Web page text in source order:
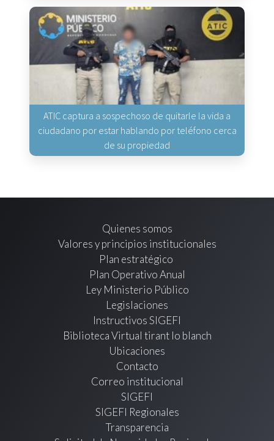
ATIC captura a sospechoso de quitarle la vida a
ciudadano por estar hablando por teléfono cerca
de su propiedad
Quienes somos
Valores y principios institucionales
Plan estratégico
Plan Operativo Anual
Ley Ministerio Público
Legislaciones
Instructivos SIGEFI
Biblioteca Virtual tirant lo blanch
Ubicaciones
Contacto
Correo institucional
SIGEFI
SIGEFI Regionales
Transparencia